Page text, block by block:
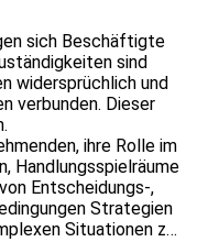
sich Beschäftigte
sind
widersprüchlich und
verbunden. Dieser
ihre Rolle im
Handlungsspielräume
Entscheidungs-,
Strategien
Situationen zu